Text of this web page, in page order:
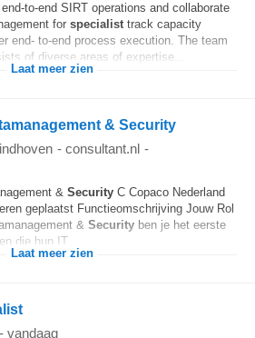
to-end SIRT operations and collaborate
for specialist track capacity
end- to-end process execution. The team
of diverse areas of expertise...
Laat meer zien
& Security
- consultant.nl -
& Security C Copaco Nederland
geplaatst Functieomschrijving Jouw Rol
& Security ben je het eerste
die hun IT...
Laat meer zien
- vandaag